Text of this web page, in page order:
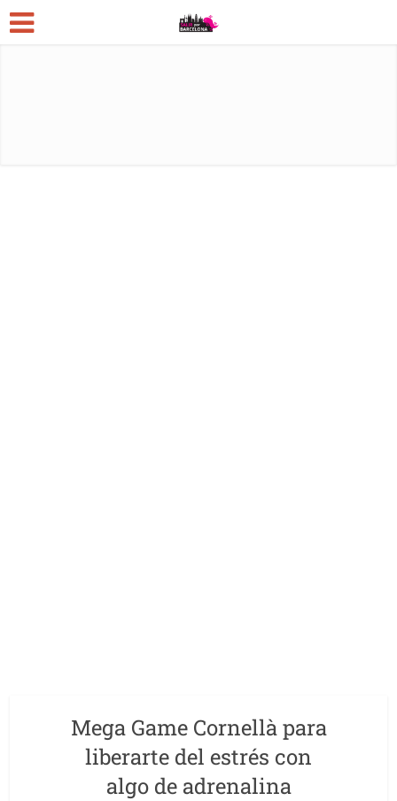
Mega Game Cornellà para
liberarte del estrés con
algo de adrenalina